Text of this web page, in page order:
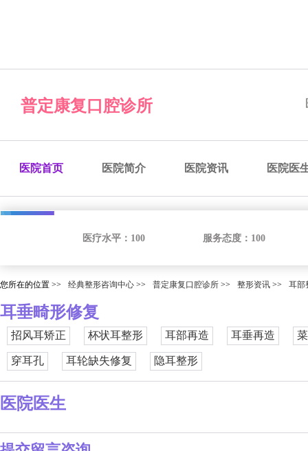
普定康复口腔诊所
医院首页 医院简介 医院资讯 医院医
医疗水平： 100 服务态度： 100
您所在的位置 >> 经典整形咨询中心 >> 普定康复口腔诊所 >> 整形资讯 >> 耳部
耳垂畸形修复
招风耳矫正 杯状耳整形 耳部再造 耳垂再造
穿耳孔 耳轮缺失修复 隐耳整形
医院医生